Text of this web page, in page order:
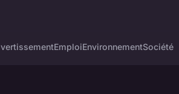
EmploiEnvironnementSociété